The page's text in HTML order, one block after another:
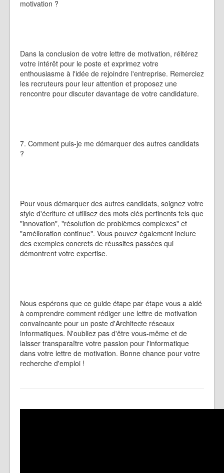
motivation ?
Dans la conclusion de votre lettre de motivation, réitérez
votre intérêt pour le poste et exprimez votre
enthousiasme à l'idée de rejoindre l'entreprise. Remerciez
les recruteurs pour leur attention et proposez une
rencontre pour discuter davantage de votre candidature.
7. Comment puis-je me démarquer des autres candidats
?
Pour vous démarquer des autres candidats, soignez votre
style d'écriture et utilisez des mots clés pertinents tels que
"innovation", "résolution de problèmes complexes" et
"amélioration continue". Vous pouvez également inclure
des exemples concrets de réussites passées qui
démontrent votre expertise.
Nous espérons que ce guide étape par étape vous a aidé
à comprendre comment rédiger une lettre de motivation
convaincante pour un poste d'Architecte réseaux
informatiques. N'oubliez pas d'être vous-même et de
laisser transparaître votre passion pour l'informatique
dans votre lettre de motivation. Bonne chance pour votre
recherche d'emploi !